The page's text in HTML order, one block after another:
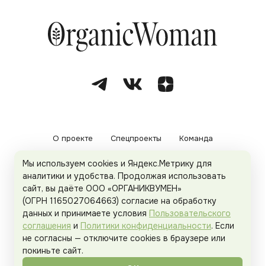
О проекте Спецпроекты Команда
Рекламодателям Политика конфиденциальности
Пользовательское соглашение
Organicwoman.ru . Все права защищены.
Мы используем cookies и Яндекс.Метрику для
аналитики и удобства. Продолжая использовать
сайт, вы даёте ООО «ОРГАНИКВУМЕН»
(ОГРН 1165027064663) согласие на обработку
данных и принимаете условия Пользовательского
соглашения и Политики конфиденциальности. Если
не согласны — отключите cookies в браузере или
покиньте сайт.